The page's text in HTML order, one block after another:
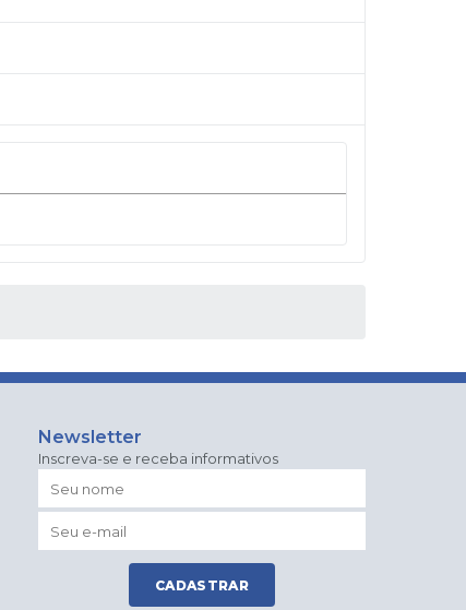
Newsletter
Inscreva-se e receba informativos
CADASTRAR